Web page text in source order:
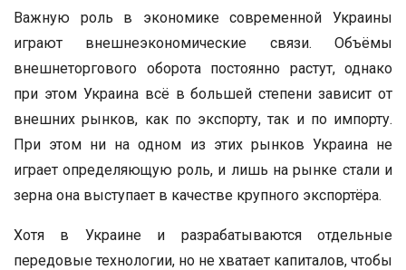
Важную роль в экономике современной Украины
играют внешнеэкономические связи. Объёмы
внешнеторгового оборота постоянно растут, однако
при этом Украина всё в большей степени зависит от
внешних рынков, как по экспорту, так и по импорту.
При этом ни на одном из этих рынков Украина не
играет определяющую роль, и лишь на рынке стали и
зерна она выступает в качестве крупного экспортёра.
Хотя в Украине и разрабатываются отдельные
передовые технологии, но не хватает капиталов, чтобы